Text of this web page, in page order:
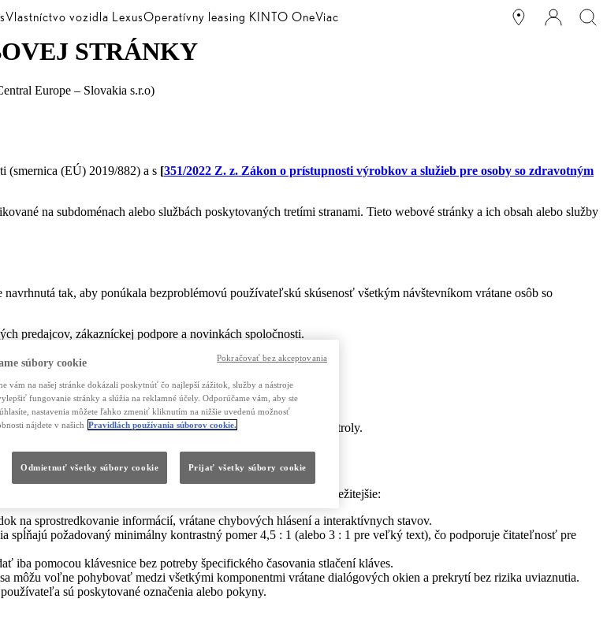
Vlastníctvo vozidla LexusOperatívny leasing KINTO OneViac
STRÁNKY
Europe – Slovakia s.r.o)
(smernica (EÚ) 2019/882) a s [351/2022 Z. z. Zákon o prístupnosti výrobkov a služieb pre osoby so zdravotným
na subdoménach alebo službách poskytovaných tretími stranami. Tieto webové stránky a ich obsah alebo služby
tak, aby ponúkala bezproblémovú používateľskú skúsenosť všetkým návštevníkom vrátane osôb so
predajcov, zákazníckej podpore a novinkách spoločnosti.
(WCAG) 2.1 na úrovni AA.
prístupnosti, ktorý zahŕňal automatizované aj manuálne kontroly.
Z 33 kritérií WCAG, ktoré stránka spĺňa, patria medzi najdôležitejšie:
na sprostredkovanie informácií, vrátane chybových hlásení a interaktívnych stavov.
spĺňajú požadovaný minimálny kontrastný pomer 4,5 : 1 (alebo 3 : 1 pre veľký text), čo podporuje čitateľnosť pre
iba pomocou klávesnice bez potreby špecifického časovania stlačení kláves.
môžu voľne pohybovať medzi všetkými komponentmi vrátane dialógových okien a prekrytí bez rizika uviaznutia.
sú poskytované označenia alebo pokyny.
súbory cookie
vám na našej stránke dokázali poskytnúť čo najlepší zážitok, služby a nástroje
fungovanie stránky a slúžia na reklamné účely. Odporúčame vám, aby ste
nastavenia môžete ľahko zmeniť kliknutím na nižšie uvedenú možnosť
nájdete v našich Pravidlách používania súborov cookie.
Odmietnuť všetky súbory cookie Prijať všetky súbory cookie
Pokračovať bez akceptovania